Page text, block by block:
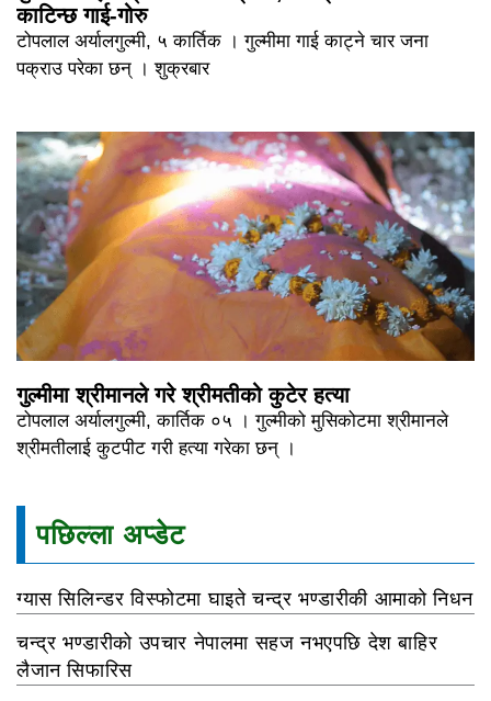
काटिन्छ गाई-गोरु
टोपलाल अर्यालगुल्मी, ५ कार्तिक । गुल्मीमा गाई काट्ने चार जना
पक्राउ परेका छन् । शुक्रबार
गुल्मीमा श्रीमानले गरे श्रीमतीको कुटेर हत्या
टोपलाल अर्यालगुल्मी, कार्तिक ०५ । गुल्मीको मुसिकोटमा श्रीमानले
श्रीमतीलाई कुटपीट गरी हत्या गरेका छन् ।
पछिल्ला अप्डेट
ग्यास सिलिन्डर विस्फोटमा घाइते चन्द्र भण्डारीकी आमाको निधन
चन्द्र भण्डारीको उपचार नेपालमा सहज नभएपछि देश बाहिर
लैजान सिफारिस